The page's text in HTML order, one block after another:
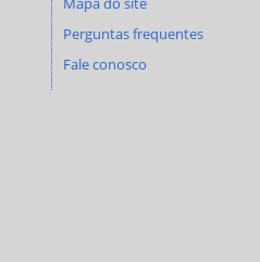
Perguntas frequentes
Fale conosco